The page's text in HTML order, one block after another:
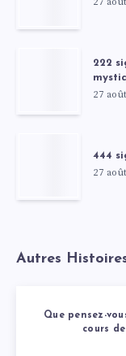
222
27
444
27
Autres
Que pensez-
cours